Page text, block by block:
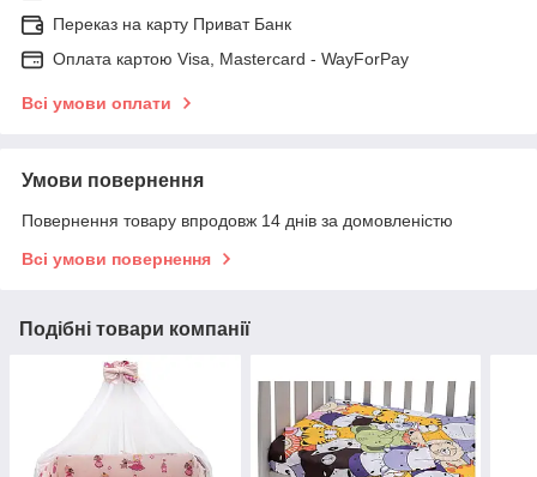
Переказ на карту Приват Банк
Оплата картою Visa, Mastercard - WayForPay
Всі умови оплати
Умови повернення
Повернення товару впродовж 14 днів за домовленістю
Всі умови повернення
Подібні товари компанії